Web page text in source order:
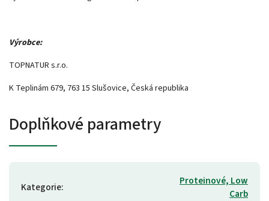
Výrobce:
TOPNATUR s.r.o.
K Teplinám 679, 763 15 Slušovice, Česká republika
Doplňkové parametry
Kategorie:
Proteinové, Low
Carb